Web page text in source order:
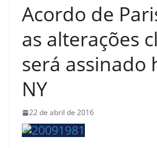
Acordo de
as alterações
será assinado
NY
22 de abril de 2016